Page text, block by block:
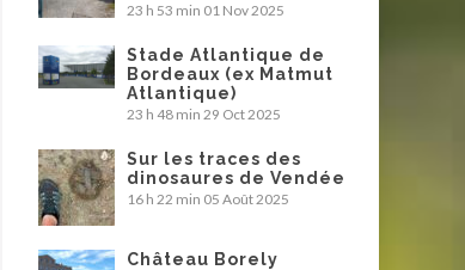
23 h 53 min 01 Nov 2025
Stade Atlantique de
Bordeaux (ex Matmut
Atlantique)
23 h 48 min 29 Oct 2025
Sur les traces des
dinosaures de Vendée
16 h 22 min 05 Août 2025
Château Borely